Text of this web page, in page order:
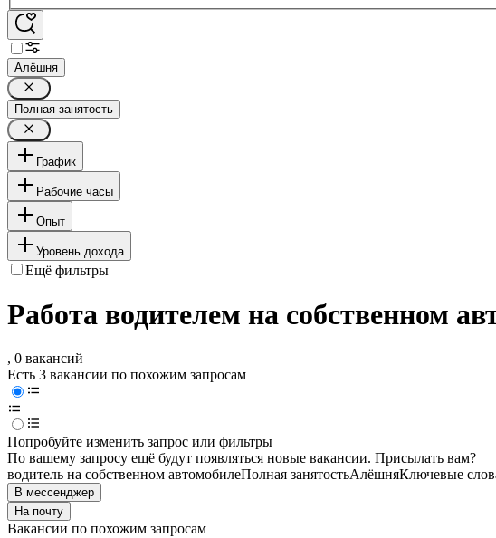
Алёшня
Полная занятость
График
Рабочие часы
Опыт
Уровень дохода
Ещё фильтры
Работа водителем на собственном
, 0 вакансий
Есть 3 вакансии по похожим запросам
Попробуйте изменить запрос или фильтры
По вашему запросу ещё будут появляться новые вакансии. Присылать вам?
водитель на собственном автомобилеПолная занятостьАлёшняКлючевые
В мессенджер
На почту
Вакансии по похожим запросам